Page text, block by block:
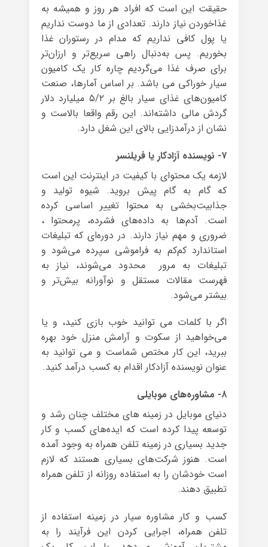
حقیقت این است که افراد هر روز و همیشه به
غذاخوردن نیاز دارند. تعدادی از ما دوست نداریم
یا پول کافی نداریم که مدام در رستوران غذا
بخوریم. پس به‌دنبال راهی سریع‌تر و ارزان‌تر
برای صرف غذا می‌گردیم چاره کار یک کامیون
سیار خوراکی می باشد. بر اساس آمارها، صنعت
کامیون‌های غذای سیار بالغ بر ۵/۲ میلیارد دلار
گردش مالی داشته‌اند. این رقم واقعا بالاست و
نشان از درآمدزایی بالای این شغل دارد.
۷- نویسنده‌ آزادکار یا فریلنسر
لازمه‌ یک محتوای با کیفیت در اینترنت این است
که گام به گام پیش بروید. شیوه تولید و
جذابیت‌بخشی به محتوا تغییر اساسی کرده
است. آدم‌ها به داده‌های فشرده، پرمحتوا ،
ضروری و مهم نیاز دارند. در دوره‌ای که تبلیغات
استاندارد کم‌کم به فراموشی سپرده می‌شود و
تبلیغات به مرور محدود می‌شوند، نیاز به
فهرست مقالات مستقل و نوآورانه بیش‌تر و
بیشتر می‌شود.
اگر با کلمات می توانید خوب بازی کنید، و یا
می‌خواهید از سکوت و آرامش منزل‌ خود بهره
ببرید، این کار مختص شماست و می توانید به
عنوان نویسنده آزادکار اقدام به کسب درآمد کنید.
۸- مشاوره‌های موبایلی
دنیای موبایل در زمینه های مختلف چنان رشد و
توسعه پیدا کرده است که ایده‌های کسب و کار
جدید بسیاری در زمینه‌ تلفن همراه به وجود آمده
است. هنوز شرکت‌های بسیاری هستند که لازم
است خودشان را به استفاده روزانه از تلفن همراه
تطبیق دهند.
کسب و کار مشاوره‌ سیار در زمینه‌ استفاده از
تلفن همراه، اجرایی کردن این فرآیند را به